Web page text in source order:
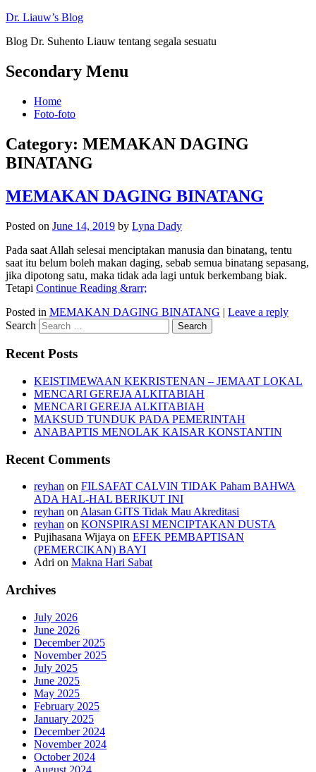
Dr. Liauw’s Blog
Blog Dr. Suhento Liauw tentang segala sesuatu
Secondary Menu
Home
Foto-foto
Category: MEMAKAN DAGING
BINATANG
MEMAKAN DAGING BINATANG
Posted on June 14, 2019 by Lyna Dady
Pada saat Allah selesai menciptakan manusia dan binatang, tentu
saat itu belum boleh makan daging, sebab semua binatang sepasang,
jika dipotong satu, maka tidak ada lagi untuk berkembang biak.
Tetapi Continue Reading &rarr;
Posted in MEMAKAN DAGING BINATANG | Leave a reply
Search
Recent Posts
KEISTIMEWAAN KEKRISTENAN – JEMAAT LOKAL
MENCARI GEREJA ALKITABIAH
MENCARI GEREJA ALKITABIAH
MAKSUD TUNDUK PADA PEMERINTAH
ANABAPTIS MENOLAK KAISAR KONSTANTIN
Recent Comments
reyhan on FILSAFAT CALVIN TIDAK Paham BAHWA
ADA HAL-HAL BERIKUT INI
reyhan onAlasan GITS Tidak Mau Akreditasi
reyhan on KONSPIRASI MENCIPTAKAN DUSTA
Pujihasana Wijaya on EFEK PEMBAPTISAN
(PEMERCIKAN) BAYI
Adri on Makna Hari Sabat
Archives
July 2026
June 2026
December 2025
November 2025
July 2025
June 2025
May 2025
February 2025
January 2025
December 2024
November 2024
October 2024
August 2024